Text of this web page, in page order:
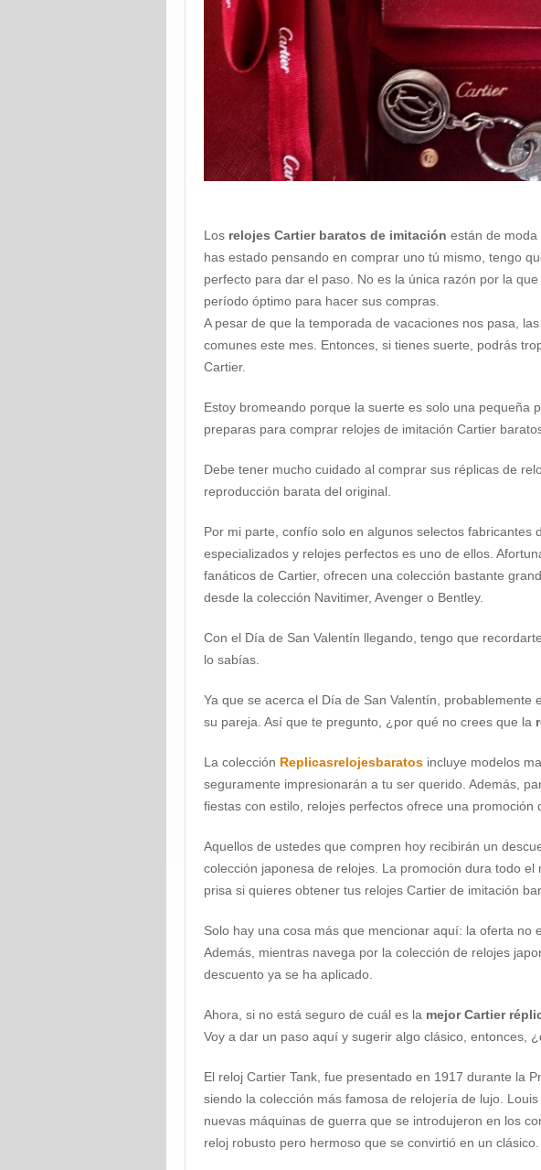
Los relojes Cartier baratos de imitación están de
has estado pensando en comprar uno tú mismo, tengo
perfecto para dar el paso. No es la única razón por la
período óptimo para hacer sus compras.
A pesar de que la temporada de vacaciones nos pasa,
comunes este mes. Entonces, si tienes suerte, podrás
Cartier.
Estoy bromeando porque la suerte es solo una pequeña
preparas para comprar relojes de imitación Cartier
Debe tener mucho cuidado al comprar sus réplicas de
reproducción barata del original.
Por mi parte, confío solo en algunos selectos fabricantes
especializados y relojes perfectos es uno de ellos.
fanáticos de Cartier, ofrecen una colección bastante
desde la colección Navitimer, Avenger o Bentley.
Con el Día de San Valentín llegando, tengo que
lo sabías.
Ya que se acerca el Día de San Valentín, probablemente
su pareja. Así que te pregunto, ¿por qué no crees que la
La colección Replicasrelojesbaratos incluye modelos
seguramente impresionarán a tu ser querido. Además,
fiestas con estilo, relojes perfectos ofrece una promoción
Aquellos de ustedes que compren hoy recibirán un
colección japonesa de relojes. La promoción dura todo
prisa si quieres obtener tus relojes Cartier de imitación
Solo hay una cosa más que mencionar aquí: la oferta no
Además, mientras navega por la colección de relojes
descuento ya se ha aplicado.
Ahora, si no está seguro de cuál es la mejor Cartier
Voy a dar un paso aquí y sugerir algo clásico, entonces,
El reloj Cartier Tank, fue presentado en 1917 durante la
siendo la colección más famosa de relojería de lujo.
nuevas máquinas de guerra que se introdujeron en los
reloj robusto pero hermoso que se convirtió en un clásico.